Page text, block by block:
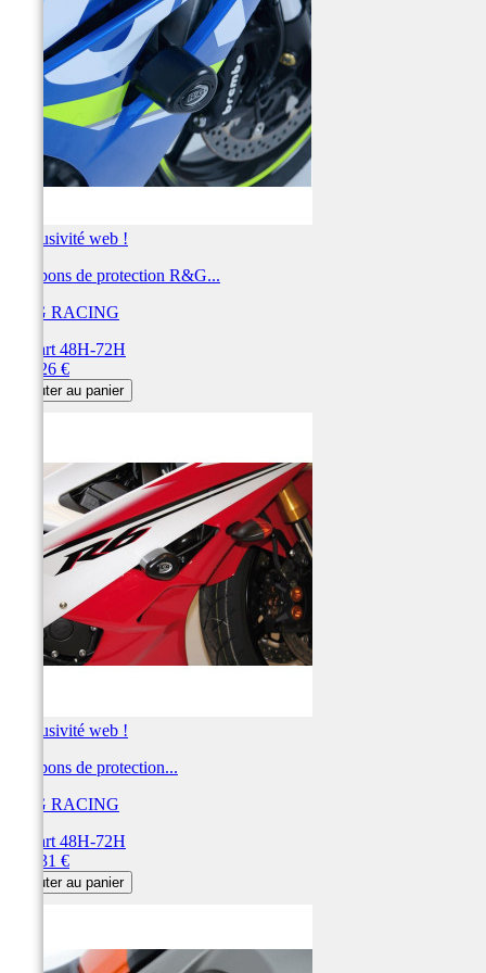
Exclusivité web !
Tampons de protection R&G...
R&G RACING
Départ 48H-72H
339,26 €
Ajouter au panier
Exclusivité web !
Tampons de protection...
R&G RACING
Départ 48H-72H
331,31 €
Ajouter au panier